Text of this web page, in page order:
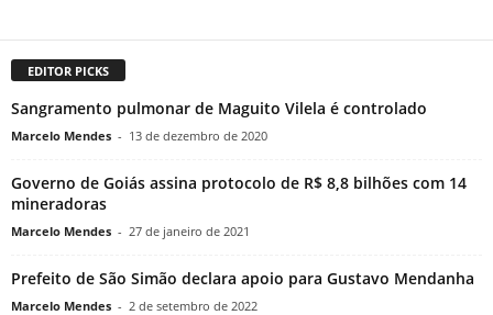
EDITOR PICKS
Sangramento pulmonar de Maguito Vilela é controlado
Marcelo Mendes - 13 de dezembro de 2020
Governo de Goiás assina protocolo de R$ 8,8 bilhões com 14
mineradoras
Marcelo Mendes - 27 de janeiro de 2021
Prefeito de São Simão declara apoio para Gustavo Mendanha
Marcelo Mendes - 2 de setembro de 2022